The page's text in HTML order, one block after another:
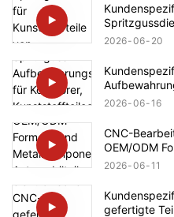
von
2026 06 20
2026 06 16
CNC-
OEM/ODM
2026 06 11
gefertigte